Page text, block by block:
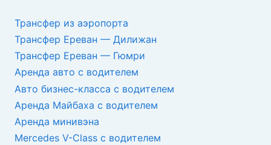
Трансфер из аэропорта
Трансфер Ереван — Дилижан
Трансфер Ереван — Гюмри
Аренда авто с водителем
Авто бизнес-класса с водителем
Аренда Майбаха с водителем
Аренда минивэна
Mercedes V-Class с водителем